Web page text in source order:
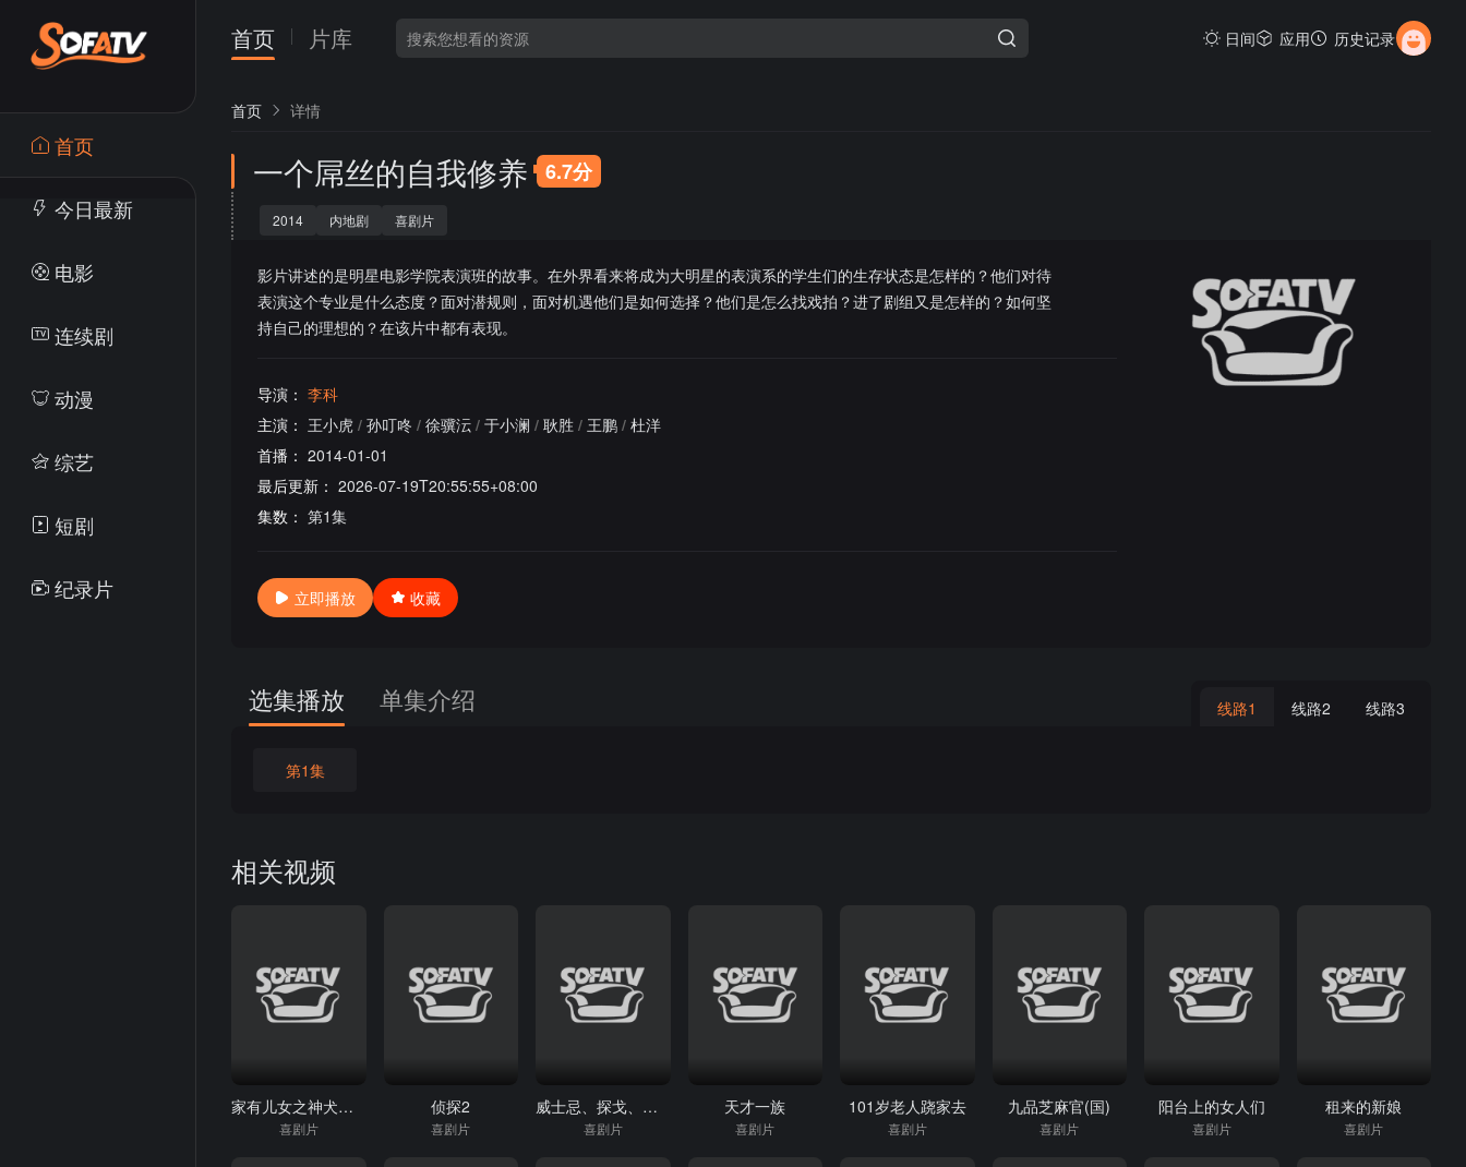
首页
今日最新
电影
连续剧
动漫
综艺
短剧
纪录片
首页 片库 日间 应用 历史记录
首页 详情
一个屌丝的自我修养 6.7分
2014 内地剧 喜剧片
影片讲述的是明星电影学院表演班的故事。在外界看来将成为大明星的表演系的学生们的生存状态是怎样的？他们对待
表演这个专业是什么态度？面对潜规则，面对机遇他们是如何选择？他们是怎么找戏拍？进了剧组又是怎样的？如何坚
持自己的理想的？在该片中都有表现。
导演： 李科
主演： 王小虎 / 孙叮咚 / 徐骥沄 / 于小澜 / 耿胜 / 王鹏 / 杜洋
首播： 2014-01-01
最后更新： 2026-07-19T20:55:55+08:00
集数： 第1集
立即播放 收藏
选集播放 单集介绍 线路1 线路2 线路3
第1集
相关视频
家有儿女之神犬当家
喜剧片
侦探2
喜剧片
威士忌、探戈、狐步舞
喜剧片
天才一族
喜剧片
101岁老人跷家去
喜剧片
九品芝麻官(国)
喜剧片
阳台上的女人们
喜剧片
租来的新娘
喜剧片